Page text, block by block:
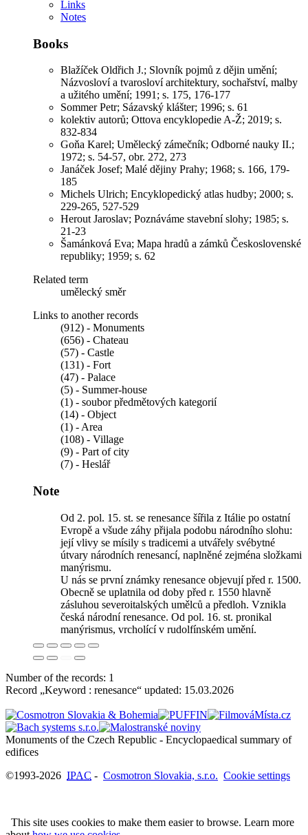
Links
Notes
Books
Blažíček Oldřich J.; Slovník pojmů z dějin umění;
Názvosloví a tvarosloví architektury, sochařství, malby
a užitého umění; 1991; s. 175, 176-177
Sommer Petr; Sázavský klášter; 1996; s. 61
kolektiv autorů; Ottova encyklopedie A-Ž; 2019; s.
832-834
Goňa Karel; Umělecký zámečník; Odborné nauky II.;
1972; s. 54-57, obr. 272, 273
Janáček Josef; Malé dějiny Prahy; 1968; s. 166, 179-
185
Michels Ulrich; Encyklopedický atlas hudby; 2000; s.
229-265, 527-529
Herout Jaroslav; Poznáváme stavební slohy; 1985; s.
21-23
Šamánková Eva; Mapa hradů a zámků Československé
republiky; 1959; s. 62
Related term
umělecký směr
Links to another records
(912) - Monuments
(656) - Chateau
(57) - Castle
(131) - Fort
(47) - Palace
(5) - Summer-house
(1) - soubor předmětových kategorií
(14) - Object
(1) - Area
(108) - Village
(9) - Part of city
(7) - Heslář
Note
Od 2. pol. 15. st. se renesance šířila z Itálie po ostatní
Evropě a všude záhy přijala podobu národního slohu:
její vlivy se mísily s tradicemi a utvářely svébytné
útvary národních renesancí, naplněné zejména složkami
manýrismu.
U nás se první známky renesance objevují před r. 1500.
Obecně se uplatnila od doby před r. 1550 hlavně
zásluhou severoitalských umělců a předloh. Vznikla
česká národní renesance. Od pol. 16. st. pronikal
manýrismus, vrcholící v rudolfínském umění.
Number of the records: 1
Record „Keyword : renesance“ updated: 15.03.2026
Monuments of the Czech Republic - Encyclopaedical summary of
©1993-2026 IPAC - Cosmotron Slovakia, s.r.o. Cookie settings
This site uses cookies to make them easier to browse. Learn more